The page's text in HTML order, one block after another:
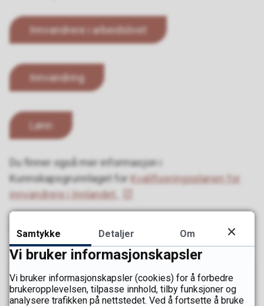
Innvandrere i arbeidslivet
Innvandring
Lønn
Du finner også mer informasjon i
Kunnskapsgrunnlaget for Kvalifiseringsplanen for
innvandrere i Innlandet.
Sist endret 12.05.2026 15.14
Har du innspill til endringer
Samtykke Detaljer Om
Vi bruker informasjonskapsler
Vi bruker informasjonskapsler (cookies) for å forbedre
brukeropplevelsen, tilpasse innhold, tilby funksjoner og
analysere trafikken på nettstedet. Ved å fortsette å bruke